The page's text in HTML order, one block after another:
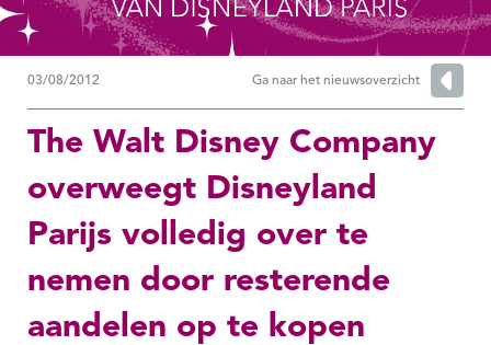
03/08/2012 Ga naar het nieuwsoverzicht
The Walt Disney Company
overweegt Disneyland
Parijs volledig over te
nemen door resterende
aandelen op te kopen